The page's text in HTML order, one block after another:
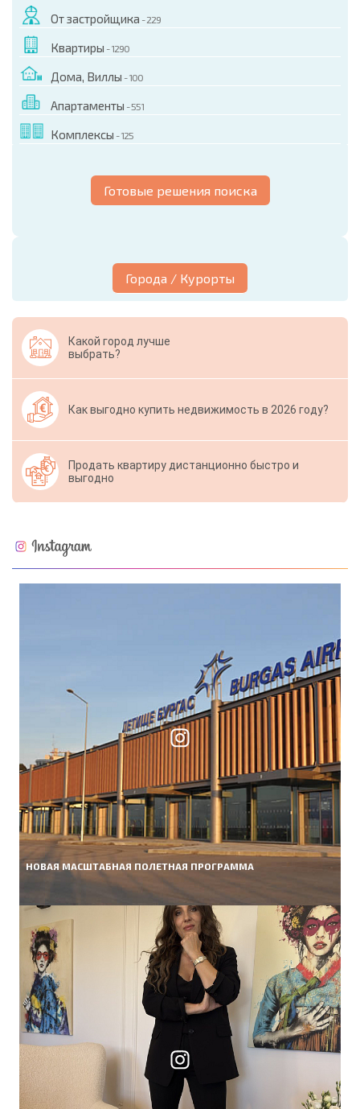
От застройщика - 229
Квартиры - 1290
Дома, Виллы - 100
Апартаменты - 551
Комплексы - 125
Готовые решения поиска
Города / Курорты
Какой город лучше
выбрать?
Как выгодно купить недвижимость в 2026 году?
Продать квартиру дистанционно быстро и
выгодно
НОВАЯ МАСШТАБНАЯ ПОЛЕТНАЯ ПРОГРАММА